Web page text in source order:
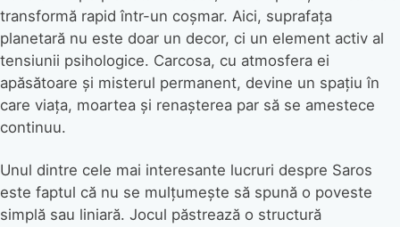
transformă rapid într-un coșmar. Aici, suprafața
planetară nu este doar un decor, ci un element activ al
tensiunii psihologice. Carcosa, cu atmosfera ei
apăsătoare și misterul permanent, devine un spațiu în
care viața, moartea și renașterea par să se amestece
continuu.
Unul dintre cele mai interesante lucruri despre Saros
este faptul că nu se mulțumește să spună o poveste
simplă sau liniară. Jocul păstrează o structură